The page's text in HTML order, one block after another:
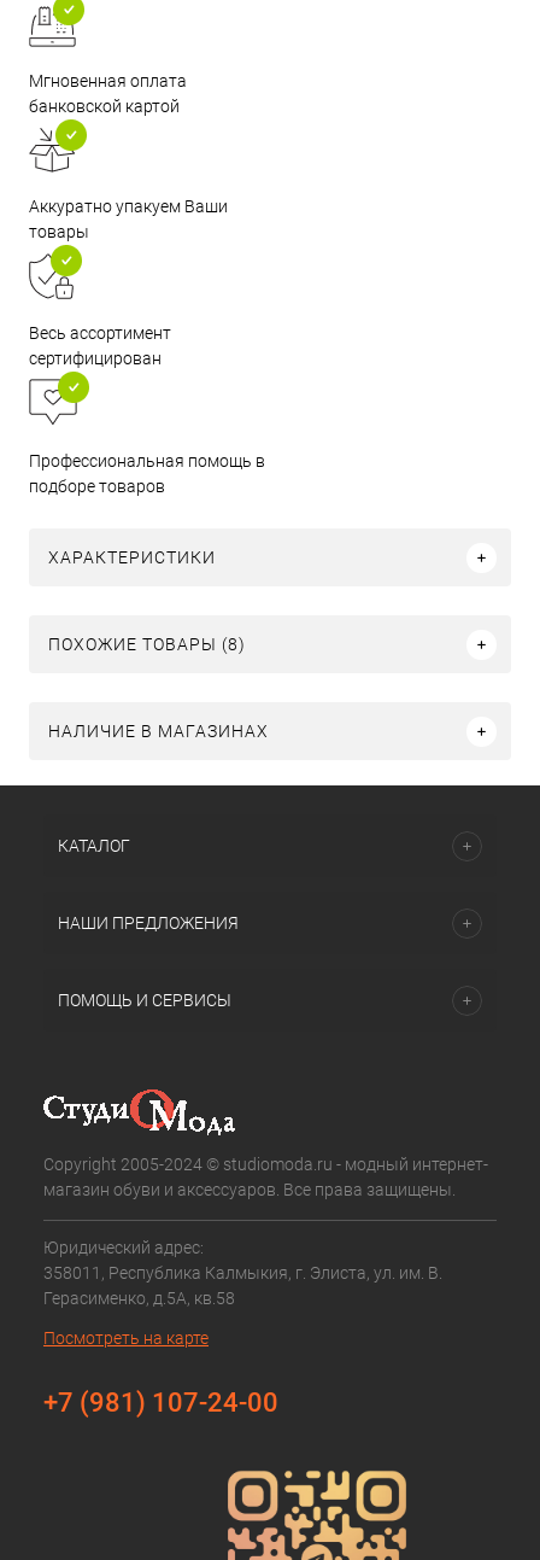
Мгновенная оплата
банковской картой
Аккуратно упакуем Ваши
товары
Весь ассортимент
сертифицирован
Профессиональная помощь в
подборе товаров
ХАРАКТЕРИСТИКИ
ПОХОЖИЕ ТОВАРЫ (8)
НАЛИЧИЕ В МАГАЗИНАХ
КАТАЛОГ
НАШИ ПРЕДЛОЖЕНИЯ
ПОМОЩЬ И СЕРВИСЫ
Copyright 2005-2024 © studiomoda.ru - модный интернет-
магазин обуви и аксессуаров. Все права защищены.
Юридический адрес:
358011, Республика Калмыкия, г. Элиста, ул. им. В.
Герасименко, д.5А, кв.58
Посмотреть на карте
+7 (981) 107-24-00